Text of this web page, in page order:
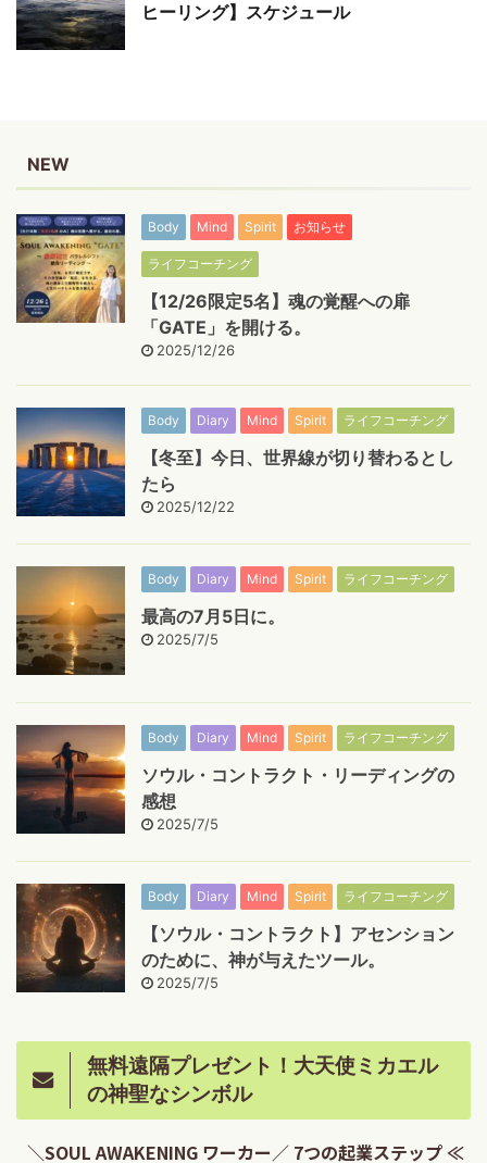
ヒーリング】スケジュール
NEW
Body Mind Spirit お知らせ
ライフコーチング
【12/26限定5名】魂の覚醒への扉
「GATE」を開ける。
2025/12/26
Body Diary Mind Spirit ライフコーチング
【冬至】今日、世界線が切り替わるとし
たら
2025/12/22
Body Diary Mind Spirit ライフコーチング
最高の7月5日に。
2025/7/5
Body Diary Mind Spirit ライフコーチング
ソウル・コントラクト・リーディングの
感想
2025/7/5
Body Diary Mind Spirit ライフコーチング
【ソウル・コントラクト】アセンション
のために、神が与えたツール。
2025/7/5
無料遠隔プレゼント！大天使ミカエル
の神聖なシンボル
＼SOUL AWAKENING ワーカー／ 7つの起業ステップ ≪